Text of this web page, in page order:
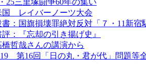
25三里塚闘争60年の集い
国 レイバーノーツ大会
書：国旗損壊罪絶対反対「７・11新宿
評：『忘却の引き揚げ史』
橋哲哉さんの講演から
第16回「日の丸・君が代」問題等